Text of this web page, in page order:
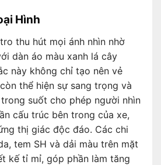
Hình
thu hút mọi ánh nhìn nhờ
dàn áo màu xanh lá cây
này không chỉ tạo nên vẻ
thể hiện sự sang trọng và
suốt cho phép người nhìn
cấu trúc bên trong của xe,
thị giác độc đáo. Các chi
tem SH và dải màu trên mặt
kế tỉ mỉ, góp phần làm tăng